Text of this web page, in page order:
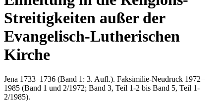
Streitigkeiten außer der
Evangelisch-Lutherischen
Kirche
Jena 1733–1736 (Band 1: 3. Aufl.). Faksimilie-Neudruck 1972–
1985 (Band 1 und 2/1972; Band 3, Teil 1-2 bis Band 5, Teil 1-
2/1985).